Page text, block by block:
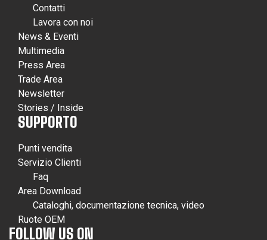
Contatti
Lavora con noi
News & Eventi
Multimedia
Press Area
Trade Area
Newsletter
Stories / Inside
SUPPORTO
Punti vendita
Servizio Clienti
Faq
Area Download
Cataloghi, documentazione tecnica, video
Ruote OEM
FOLLOW US ON